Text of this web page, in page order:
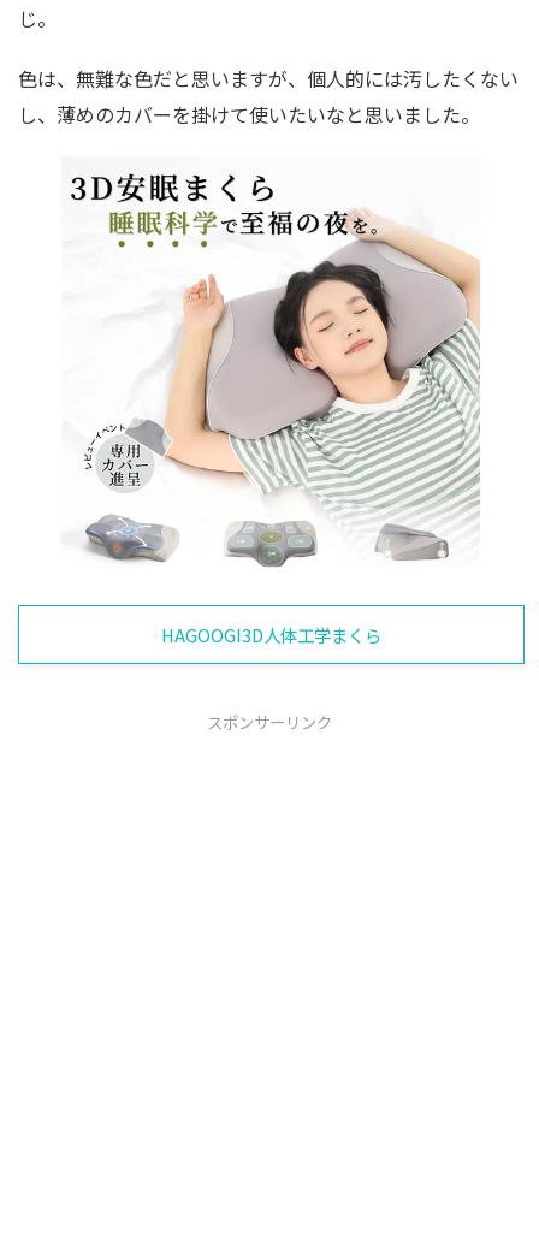
じ。
色は、無難な色だと思いますが、個人的には汚したくない
し、薄めのカバーを掛けて使いたいなと思いました。
HAGOOGI3D人体工学まくら
スポンサーリンク